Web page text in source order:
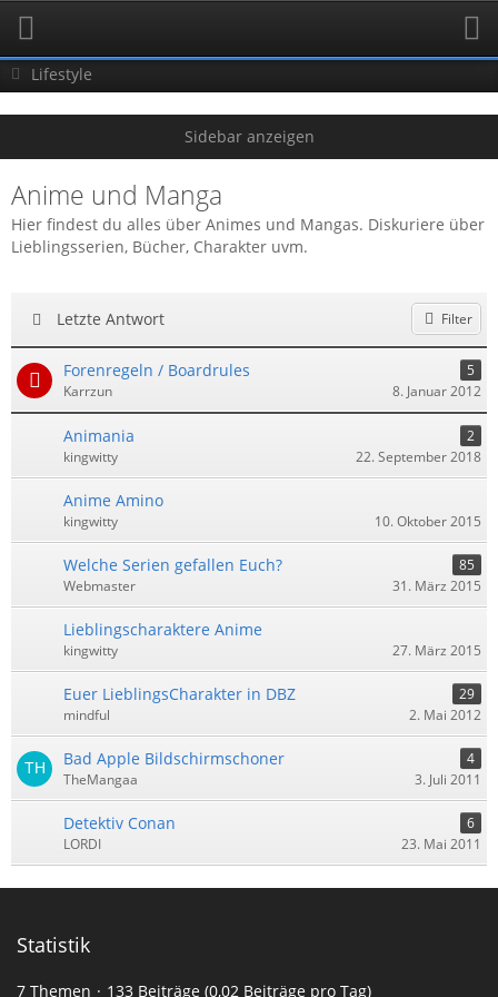
Lifestyle
Anime und Manga
Hier findest du alles über Animes und Mangas. Diskuriere über
Lieblingsserien, Bücher, Charakter uvm.
Letzte Antwort Filter
Forenregeln / Boardrules
5
Karrzun
8. Januar 2012
Animania
2
kingwitty
22. September 2018
Anime Amino
kingwitty 10. Oktober 2015
Welche Serien gefallen Euch?
85
Webmaster
31. März 2015
Lieblingscharaktere Anime
kingwitty 27. März 2015
Euer LieblingsCharakter in DBZ
29
mindful
2. Mai 2012
Bad Apple Bildschirmschoner
4
TheMangaa
3. Juli 2011
Detektiv Conan
6
LORDI
23. Mai 2011
Statistik
7 Themen 133 Beiträge (0,02 Beiträge pro Tag)